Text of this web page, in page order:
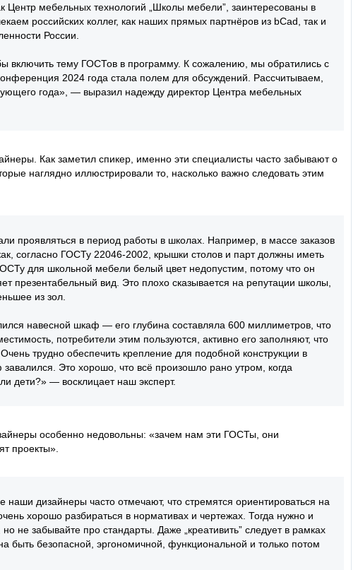
Центр мебельных технологий „Школы мебели”, заинтересованы в
российских коллег, как наших прямых партнёров из bCad, так и
России.
включить тему ГОСТов в программу. К сожалению, мы обратились с
2024 года стала полем для обсуждений. Рассчитываем,
года», — выразил надежду директор Центра мебельных
Как заметил спикер, именно эти специалисты часто забывают о
наглядно иллюстрировали то, насколько важно следовать этим
проявляться в период работы в школах. Например, в массе заказов
согласно ГОСТу 22046-2002, крышки столов и парт должны иметь
для школьной мебели белый цвет недопустим, потому что он
презентабельный вид. Это плохо сказывается на репутации школы,
из зол.
навесной шкаф — его глубина составляла 600 миллиметров, что
потребители этим пользуются, активно его заполняют, что
трудно обеспечить крепление для подобной конструкции в
Это хорошо, что всё произошло рано утром, когда
дети?» — восклицает наш эксперт.
особенно недовольны: «зачем нам эти ГОСТы, они
проекты».
дизайнеры часто отмечают, что стремятся ориентироваться на
хорошо разбираться в нормативах и чертежах. Тогда нужно и
не забывайте про стандарты. Даже „креативить” следует в рамках
безопасной, эргономичной, функциональной и только потом